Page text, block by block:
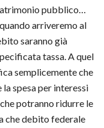
pubblico…
arriveremo al
saranno già
tassa. A quel
semplicemente che
spesa per interessi
potranno ridurre le
che debito federale